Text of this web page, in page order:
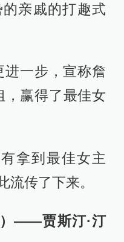
亲戚的打趣式
一步，宣称詹
，赢得了最佳女
到最佳女主
流传了下来。
——贾斯汀·汀